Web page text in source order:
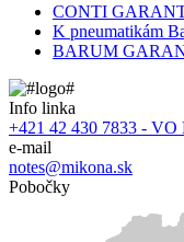
CONTI
K pneumatikám
BARUM
Info linka
+421 42 430 7833 - VO
e-mail
notes@mikona.sk
Pobočky